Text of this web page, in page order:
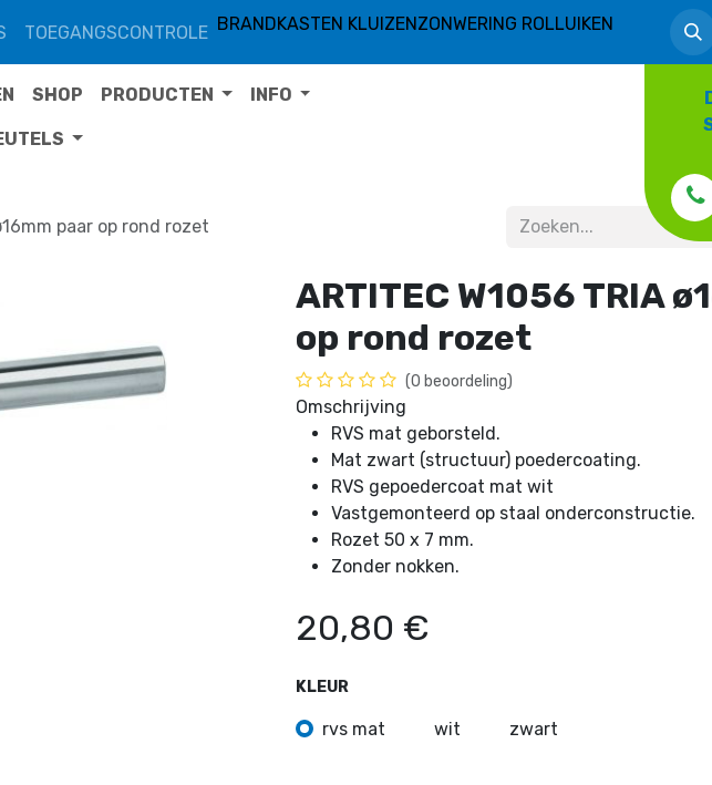
TOEGANGSCONTROLE BRANDKASTEN KLUIZENZONWERING ROLLUIKEN
SHOP PRODUCTEN INFO
paar op rond rozet
ARTITEC W1056 TRIA
op rond rozet
(0 beoordeling)
Omschrijving
RVS mat geborsteld.
Mat zwart (structuur) poedercoating.
RVS gepoedercoat mat wit
Vastgemonteerd op staal onderconstructie.
Rozet 50 x 7 mm.
Zonder nokken.
20,80 €
KLEUR
rvs mat wit zwart